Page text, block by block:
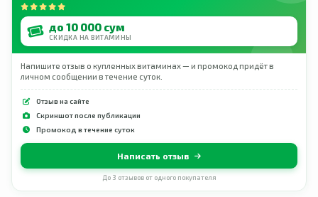
до 10 000 сум
СКИДКА НА ВИТАМИНЫ
Напишите отзыв о купленных витаминах — и промокод придёт в
личном сообщении в течение суток.
Отзыв на сайте
Скриншот после публикации
Промокод в течение суток
Написать отзыв
До 3 отзывов от одного покупателя